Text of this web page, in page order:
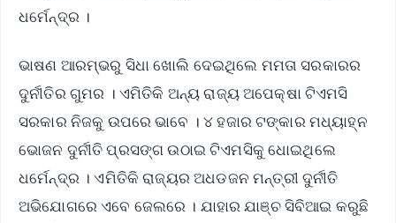
ଧର୍ମେନ୍ଦ୍ର ।
ଭାଷଣ ଆରମ୍ଭରୁ ସିଧା ଖୋଲି ଦେଇଥିଲେ ମମତା ସରକାରର
ଦୁର୍ନୀତିର ଗୁମର । ଏମିତିକି ଅନ୍ୟ ରାଜ୍ୟ ଅପେକ୍ଷା ଟିଏମସି
ସରକାର ନିଜକୁ ଉପରେ ଭାବେ । ୪ ହଜାର ଟଙ୍କାର ମଧ୍ୟାହ୍ନ
ଭୋଜନ ଦୁର୍ନୀତି ପ୍ରସଙ୍ଗ ଉଠାଇ ଟିଏମସିକୁ ଧୋଇଥିଲେ
ଧର୍ମେନ୍ଦ୍ର । ଏମିତିକି ରାଜ୍ୟର ଅଧଡଜନ ମନ୍ତ୍ରୀ ଦୁର୍ନୀତି
ଅଭିଯୋଗରେ ଏବେ ଜେଲରେ । ଯାହାର ଯାଞ୍ଚ ସିବିଆଇ କରୁଛି